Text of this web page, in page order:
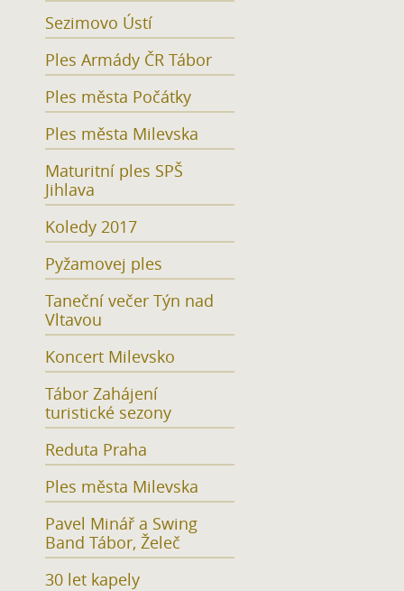
Sezimovo Ústí
Ples Armády ČR Tábor
Ples města Počátky
Ples města Milevska
Maturitní ples SPŠ
Jihlava
Koledy 2017
Pyžamovej ples
Taneční večer Týn nad
Vltavou
Koncert Milevsko
Tábor Zahájení
turistické sezony
Reduta Praha
Ples města Milevska
Pavel Minář a Swing
Band Tábor, Želeč
30 let kapely